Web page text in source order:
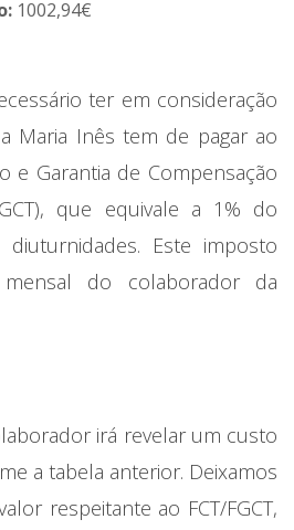
1002,94€
ter em consideração
Maria Inês tem de pagar ao
e Garantia de Compensação
que equivale a 1% do
Este imposto
do colaborador da
irá revelar um custo
a tabela anterior. Deixamos
respeitante ao FCT/FGCT,